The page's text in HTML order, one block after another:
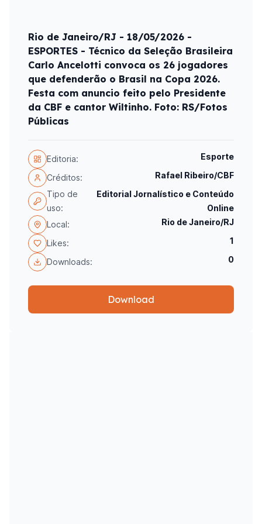
Rio de Janeiro/RJ - 18/05/2026 -
ESPORTES - Técnico da Seleção Brasileira
Carlo Ancelotti convoca os 26 jogadores
que defenderão o Brasil na Copa 2026.
Festa com anuncio feito pelo Presidente
da CBF e cantor Wiltinho. Foto: RS/Fotos
Públicas
Editoria: Esporte
Créditos:
Rafael Ribeiro/CBF
Tipo de
uso:
Editorial Jornalístico e Conteúdo
Online
Local:
Rio de Janeiro/RJ
Likes: 1
Downloads: 0
Download